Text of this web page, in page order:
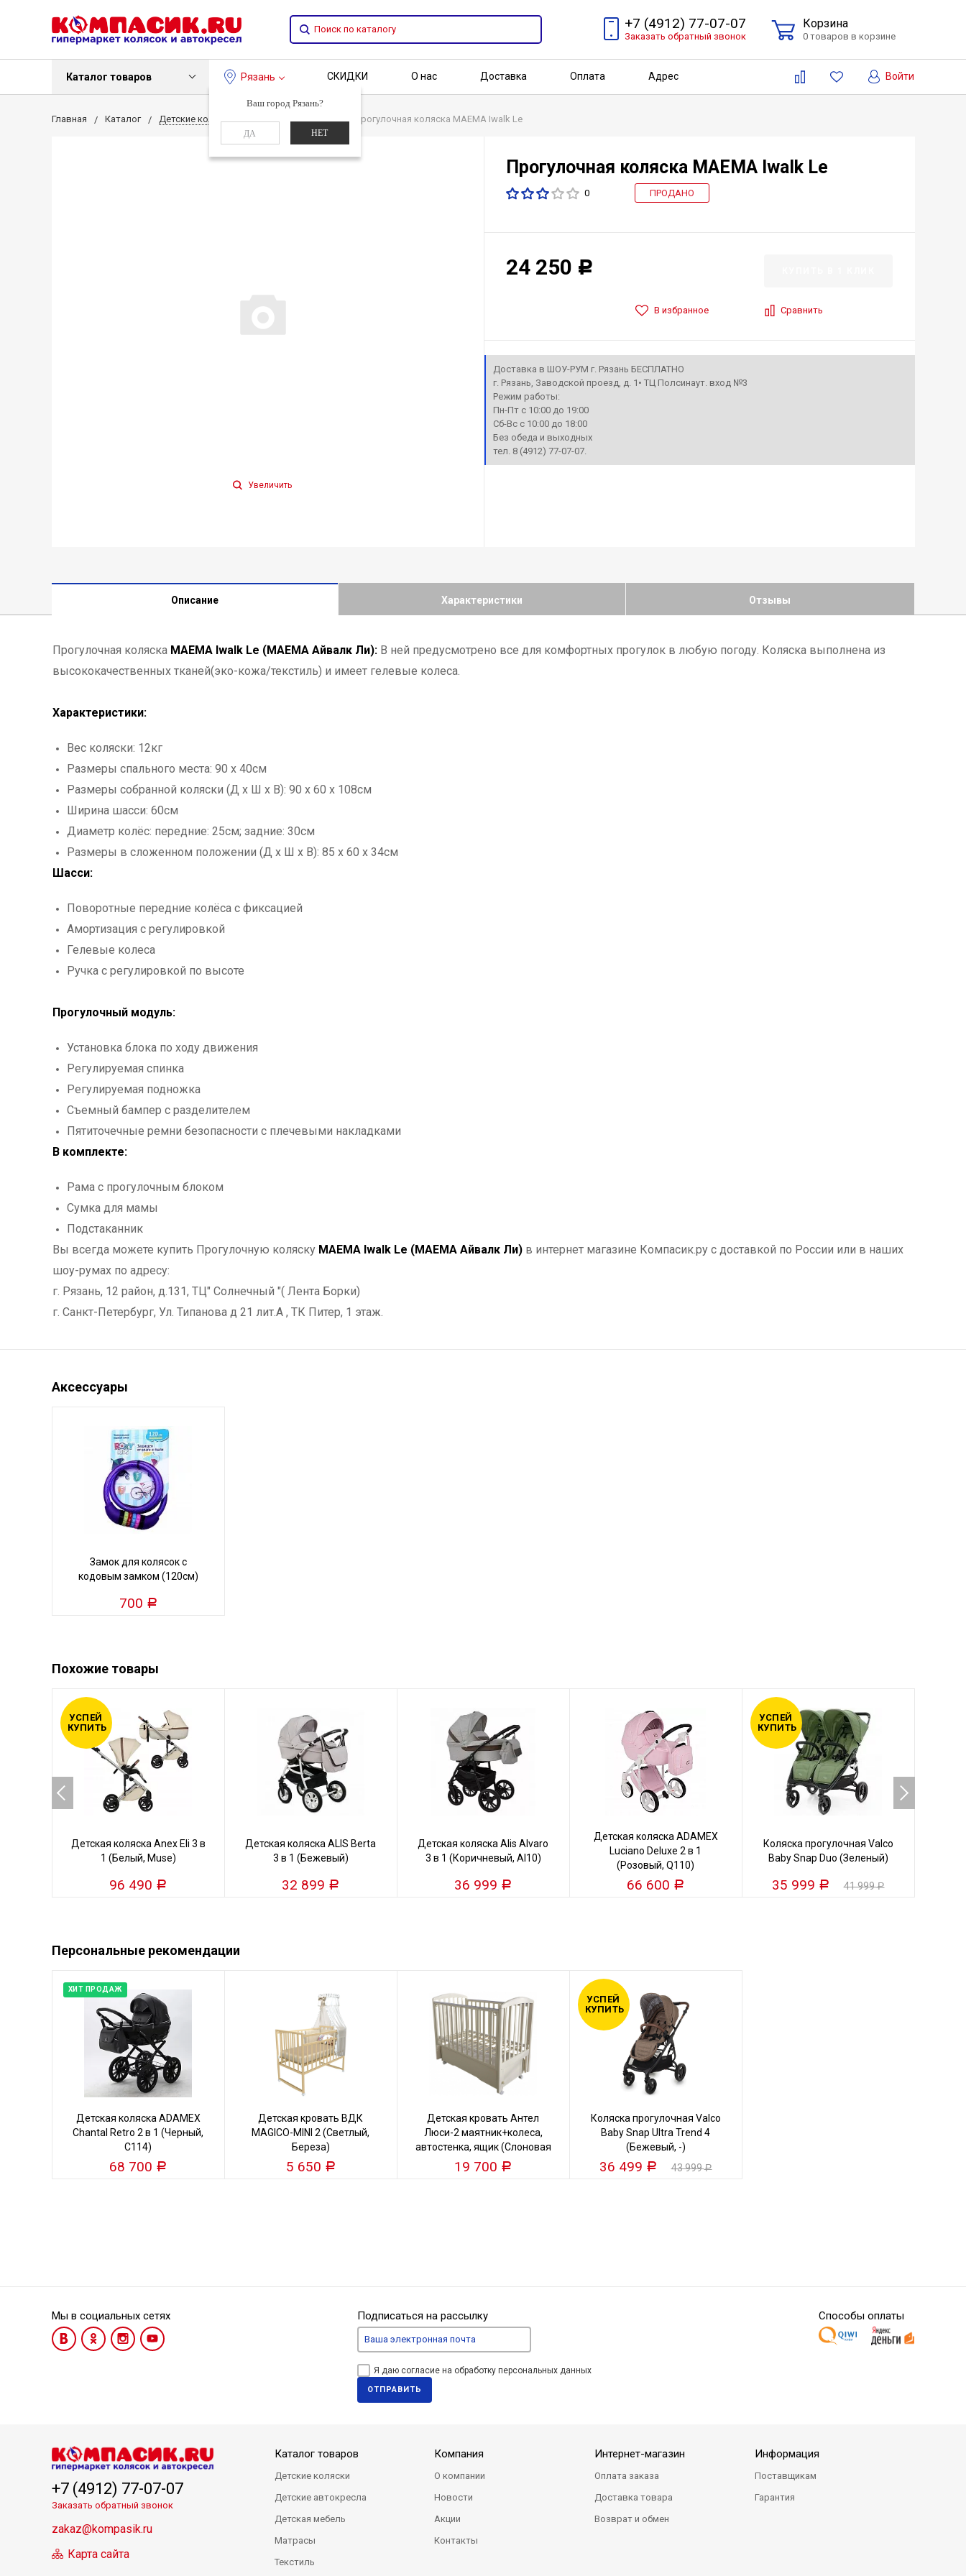
+7 (4912) 77-07-07
Заказать обратный звонок
Корзина
0 товаров в корзине
Каталог товаров Рязань
Ваш город Рязань?
ДА НЕТ
СКИДКИ О нас Доставка Оплата Адрес Войти
Главная Каталог Детские коляски Детские коляски Прогулочная коляска МАЕМА Iwalk Le
Увеличить
Прогулочная коляска МАЕМА Iwalk Le
0 ПРОДАНО
24 250 Р
В избранное Сравнить
Доставка в ШОУ-РУМ г. Рязань БЕСПЛАТНО
г. Рязань, Заводской проезд, д. 1• ТЦ Полсинаут. вход №3
Режим работы:
Пн-Пт с 10:00 до 19:00
Сб-Вс с 10:00 до 18:00
Без обеда и выходных
тел. 8 (4912) 77-07-07.
Описание Характеристики Отзывы
Прогулочная коляска МАЕМА Iwalk Le (МАЕМА Айвалк Ли):В ней предусмотрено все для комфортных прогулок в любую погоду. Коляска выполнена из
высококачественных тканей(эко-кожа/текстиль) и имеет гелевые колеса.
Характеристики:
Вес коляски: 12кг
Размеры спального места: 90 x 40см
Размеры собранной коляски (Д х Ш х В): 90 х 60 х 108см
Ширина шасси: 60см
Диаметр колёс: передние: 25см; задние: 30см
Размеры в сложенном положении (Д х Ш х В): 85 х 60 х 34см
Шасси:
Поворотные передние колёса с фиксацией
Амортизация с регулировкой
Гелевые колеса
Ручка с регулировкой по высоте
Прогулочный модуль:
Установка блока по ходу движения
Регулируемая спинка
Регулируемая подножка
Съемный бампер с разделителем
Пятиточечные ремни безопасности с плечевыми накладками
В комплекте:
Рама с прогулочным блоком
Сумка для мамы
Подстаканник
Вы всегда можете купить Прогулочную коляску МАЕМА Iwalk Le (МАЕМА Айвалк Ли)в интернет магазине Компасик.ру с доставкой по России или в наших
шоу-румах по адресу:
г. Рязань, 12 район, д.131, ТЦ" Солнечный "( Лента Борки)
г. Санкт-Петербург, Ул. Типанова д 21 лит.А , ТК Питер, 1 этаж.
Аксессуары
Замок для колясок с
кодовым замком (120см)
700 Р
Похожие товары
Детская коляска Anex Eli 3 в
1 (Белый, Muse)
96 490 Р
УСПЕЙ
КУПИТЬ
Детская коляска ALIS Berta
3 в 1 (Бежевый)
32 899 Р
Детская коляска Alis Alvaro
3 в 1 (Коричневый, Al10)
36 999 Р
Детская коляска ADAMEX
Luciano Deluxe 2 в 1
(Розовый, Q110)
66 600 Р
Коляска прогулочная Valco
Baby Snap Duo (Зеленый)
35 999 Р 41 999Р
УСПЕЙ
КУПИТЬ
Персональные рекомендации
ХИТ ПРОДАЖ
Детская коляска ADAMEX
Chantal Retro 2 в 1 (Черный,
C114)
68 700 Р
Детская кровать ВДК
MAGICO-MINI 2 (Светлый,
Береза)
5 650 Р
Детская кровать Антел
Люси-2 маятник+колеса,
автостенка, ящик (Слоновая
кость)
19 700 Р
Коляска прогулочная Valco
Baby Snap Ultra Trend 4
(Бежевый, -)
36 499 Р 43 999Р
УСПЕЙ
КУПИТЬ
Мы в социальных сетях Подписаться на рассылку
Я даю согласие на обработку персональных данных
ОТПРАВИТЬ
Способы оплаты
+7 (4912) 77-07-07
Заказать обратный звонок
zakaz@kompasik.ru
Карта сайта
Каталог товаров
Детские коляски
Детские автокресла
Детская мебель
Матрасы
Текстиль
Компания
О компании
Новости
Акции
Контакты
Интернет-магазин
Оплата заказа
Доставка товара
Возврат и обмен
Информация
Поставщикам
Гарантия